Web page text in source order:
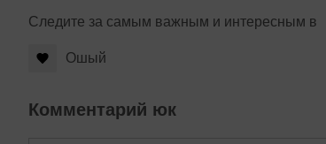
Следите за самым важным и интересным в
Ошый
Комментарий юк